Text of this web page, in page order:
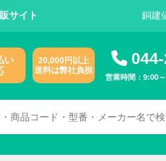
サイト 銅建
い
20,000円以上
送料は弊社負担
営業時間：9:00